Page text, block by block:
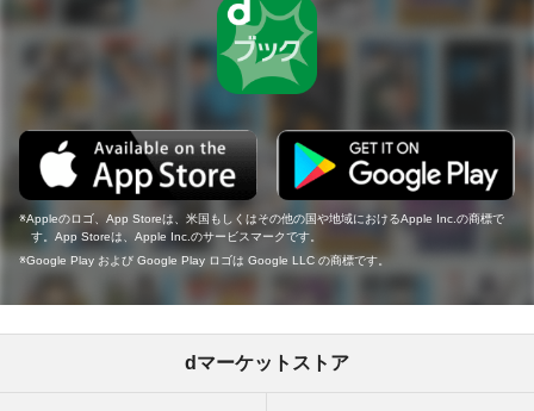
Appleのロゴ、App Storeは、米国もしくはその他の国や地域におけるApple Inc.の商標で
す。App Storeは、Apple Inc.のサービスマークです。
Google Play および Google Play ロゴは Google LLC の商標です。
dマーケットストア